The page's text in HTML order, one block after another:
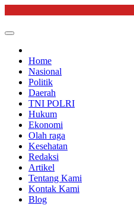
content
Home
Nasional
Politik
Daerah
TNI POLRI
Hukum
Ekonomi
Olah raga
Kesehatan
Redaksi
Artikel
Tentang Kami
Kontak Kami
Blog